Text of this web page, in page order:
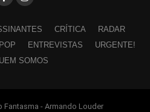
CRÍTICA
RADAR
ENTREVISTAS
URGENTE!
SOMOS
Fantasma - Armando Louder